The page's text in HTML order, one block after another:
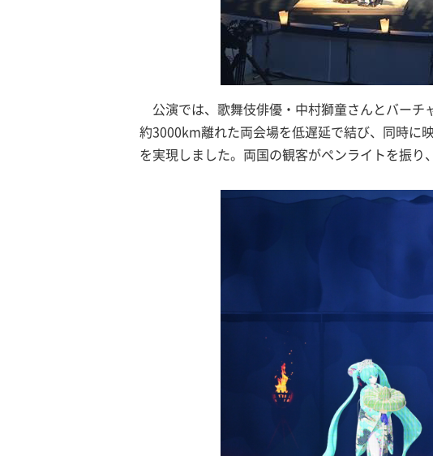
公演では、歌舞伎俳優・中村獅童さんとバーチ
約3000km離れた両会場を低遅延で結び、同時に
を実現しました。両国の観客がペンライトを振り